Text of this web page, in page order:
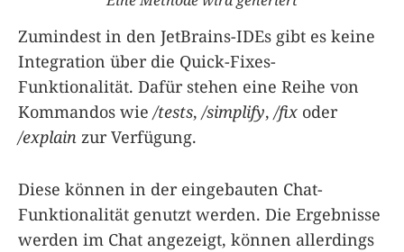
Zumindest in den JetBrains-IDEs gibt es keine
Integration über die Quick-Fixes-
Funktionalität. Dafür stehen eine Reihe von
Kommandos wie /tests, /simplify, /fix oder
/explain zur Verfügung.
Diese können in der eingebauten Chat-
Funktionalität genutzt werden. Die Ergebnisse
werden im Chat angezeigt, können allerdings